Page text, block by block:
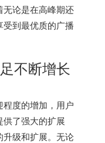
无论是在高峰期还
到最优质的广播
不断增长
度的增加，用户
供了强大的扩展
级和扩展。无论